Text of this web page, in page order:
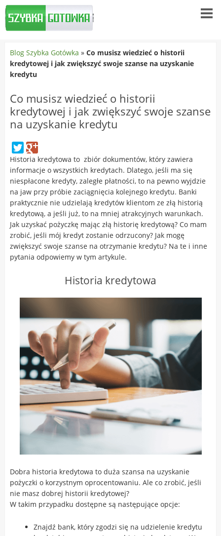
Blog Szybka Gotówka » Co musisz wiedzieć o historii
kredytowej i jak zwiększyć swoje szanse na uzyskanie
kredytu
Co musisz wiedzieć o historii
kredytowej i jak zwiększyć swoje szanse
na uzyskanie kredytu
Historia kredytowa to zbiór dokumentów, który zawiera
informacje o wszystkich kredytach. Dlatego, jeśli ma się
niespłacone kredyty, zaległe płatności, to na pewno wyjdzie
na jaw przy próbie zaciągnięcia kolejnego kredytu. Banki
praktycznie nie udzielają kredytów klientom ze złą historią
kredytową, a jeśli już, to na mniej atrakcyjnych warunkach.
Jak uzyskać pożyczkę mając złą historię kredytową? Co mam
zrobić, jeśli mój kredyt zostanie odrzucony? Jak mogę
zwiększyć swoje szanse na otrzymanie kredytu? Na te i inne
pytania odpowiemy w tym artykule.
Historia kredytowa
Dobra historia kredytowa to duża szansa na uzyskanie
pożyczki o korzystnym oprocentowaniu. Ale co zrobić, jeśli
nie masz dobrej historii kredytowej?
W takim przypadku dostępne są następujące opcje:
Znajdź bank, który zgodzi się na udzielenie kredytu